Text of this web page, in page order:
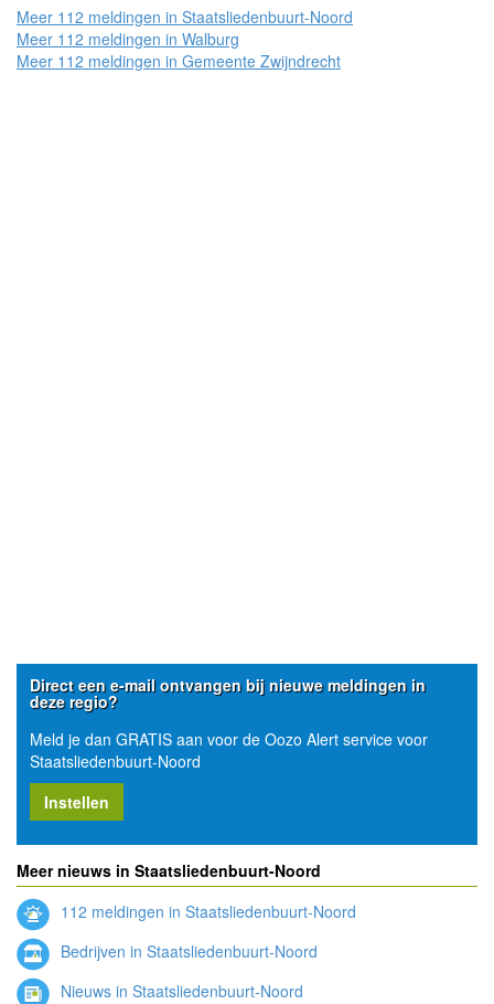
Meer 112 meldingen in Staatsliedenbuurt-Noord
Meer 112 meldingen in Walburg
Meer 112 meldingen in Gemeente Zwijndrecht
Direct een e-mail ontvangen bij nieuwe meldingen in
deze regio?
Meld je dan GRATIS aan voor de Oozo Alert service voor
Staatsliedenbuurt-Noord
Instellen
Meer nieuws in Staatsliedenbuurt-Noord
112 meldingen in Staatsliedenbuurt-Noord
Bedrijven in Staatsliedenbuurt-Noord
Nieuws in Staatsliedenbuurt-Noord